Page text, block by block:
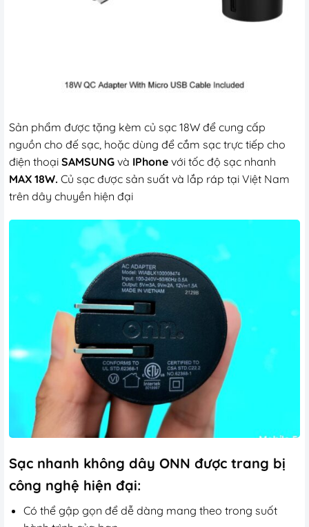
Sản phẩm được tặng kèm củ sạc 18W để cung cấp
nguồn cho đế sạc, hoặc dùng để cắm sạc trực tiếp cho
điện thoại SAMSUNG và IPhone với tốc độ sạc nhanh
MAX 18W. Củ sạc được sản suất và lắp ráp tại Việt Nam
trên dây chuyền hiện đại
Sạc nhanh không dây ONN được trang bị
công nghệ hiện đại:
Có thể gập gọn để dễ dàng mang theo trong suốt